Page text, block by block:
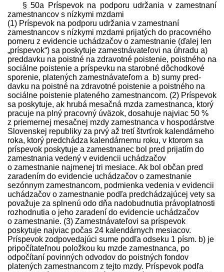
§ 50a Príspevok na podporu udržania v zamestnaní
zamestnancov s nízkymi mzdami
(1) Príspevok na podporu udržania v zamestnaní
zamestnancov s nízkymi mzdami prijatých do pracovného
pomeru z evidencie uchádzačov o zamestnanie (ďalej len
„príspevok“) sa poskytuje zamest­návateľovi na úhradu a)
pred­davku na poistné na zdravotné poistenie, poistného na
sociálne poistenie a príspevku na starobné dôchodkové
sporenie, platených zamest­návateľom a b) sumy pred­
davku na poistné na zdravotné poistenie a poistného na
sociálne poistenie plateného zamestnancom. (2) Príspevok
sa poskytuje, ak hrubá mesačná mzda zamestnanca, ktorý
pracuje na plný pracovný úväzok, dosahuje najviac 50 %
z priemernej mesačnej mzdy zamestnanca v hospodárstve
Slovenskej republiky za prvý až tretí štvrťrok kalendárneho
roka, ktorý pred­chádza kalendárnemu roku, v ktorom sa
príspevok poskytuje a zamestnanec bol pred prijatím do
zamestnania vedený v evidencii uchádzačov
o zamestnanie najmenej tri mesiace. Ak bol občan pred
zaradením do evidencie uchádzačov o zamestnanie
sezónnym zamestnancom, podmienka vedenia v evidencii
uchádzačov o zamestnanie podľa pred­chádzajúcej vety sa
považuje za splnenú odo dňa nadobudnutia právoplatnosti
rozhodnutia o jeho zaradení do evidencie uchádzačov
o zamestnanie. (3) Zamest­návateľovi sa príspevok
poskytuje najviac počas 24 kalendárnych mesiacov.
Príspevok zodpovedajúci sume podľa odseku 1 písm. b) je
pripočítateľnou položkou ku mzde zamestnanca, po
odpočítaní povinných odvodov do poistných fondov
platených zamestnancom z tejto mzdy. Príspevok podľa